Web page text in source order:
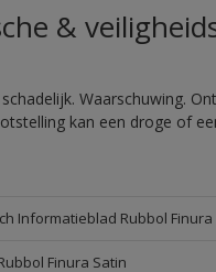
&
Waarschuwing.
kan een droge of
Informatieblad Rubbol Finura
Finura Satin